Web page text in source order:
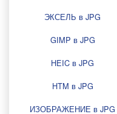
ЭКСЕЛЬ в JPG
GIMP в JPG
HEIC в JPG
HTM в JPG
ИЗОБРАЖЕНИЕ в JPG